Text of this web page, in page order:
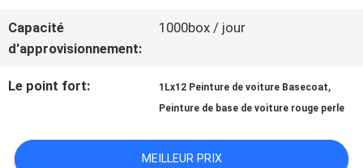
CONTACT
NOUVELLES
DEMANDE
Capacité
d'approvisionnement:
1000box / jour
Le point fort: 1Lx12 Peinture de voiture Basecoat,
Peinture de base de voiture rouge perle
MEILLEUR PRIX